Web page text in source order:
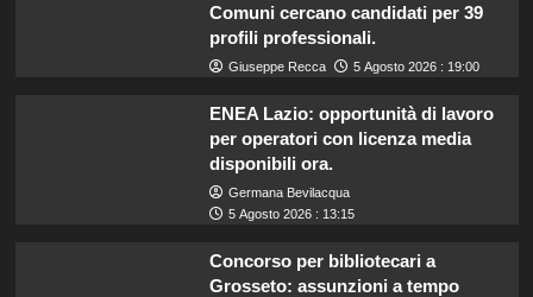
Comuni cercano candidati per 39
profili professionali.
Giuseppe Recca 5 Agosto 2026 : 19:00
ENEA Lazio: opportunità di lavoro
per operatori con licenza media
disponibili ora.
Germana Bevilacqua
5 Agosto 2026 : 13:15
Concorso per bibliotecari a
Grosseto: assunzioni a tempo